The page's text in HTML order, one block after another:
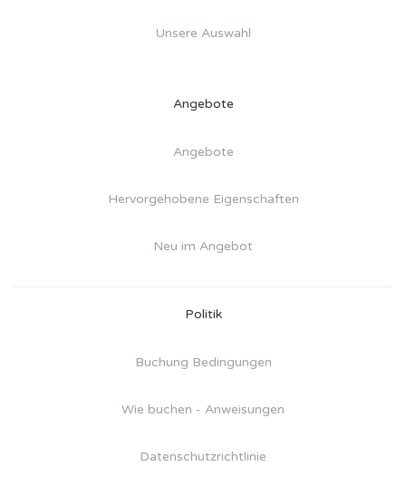
Unsere Auswahl
Angebote
Angebote
Hervorgehobene Eigenschaften
Neu im Angebot
Politik
Buchung Bedingungen
Wie buchen - Anweisungen
Datenschutzrichtlinie